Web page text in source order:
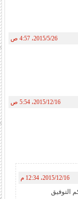
26‏/5‏/2015، 4:57 ص
16‏/12‏/2015، 5:54 ص
16‏/12‏/2015، 12:34 م
التوفيق